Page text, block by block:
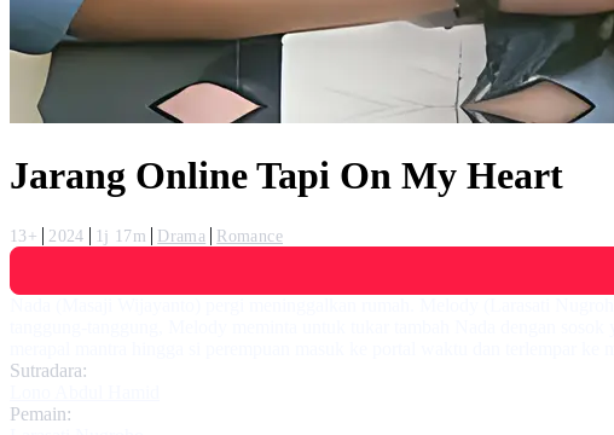
Jarang Online Tapi On My Heart
13+ 2024 1j 17m Drama
Romance
Sutradara:
Pemain: